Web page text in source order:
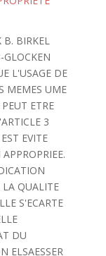
B. BIRKEL
GLOCKEN
L'USAGE DE
MEMES UME
ETRE
3
EVITE
LA QUALITE
S'ECARTE
DU
ELSAESSER